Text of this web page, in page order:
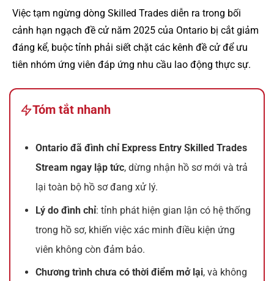
Việc tạm ngừng dòng Skilled Trades diễn ra trong bối
cảnh hạn ngạch đề cử năm 2025 của Ontario bị cắt giảm
đáng kể, buộc tỉnh phải siết chặt các kênh đề cử để ưu
tiên nhóm ứng viên đáp ứng nhu cầu lao động thực sự.
Tóm tắt nhanh
Ontario đã đình chỉ Express Entry Skilled Trades
Stream ngay lập tức, dừng nhận hồ sơ mới và trả
lại toàn bộ hồ sơ đang xử lý.
Lý do đình chỉ: tỉnh phát hiện gian lận có hệ thống
trong hồ sơ, khiến việc xác minh điều kiện ứng
viên không còn đảm bảo.
Chương trình chưa có thời điểm mở lại, và không